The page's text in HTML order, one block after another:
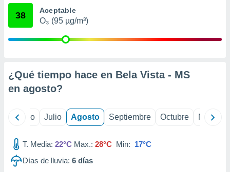
publicidad
1199
38 Aceptable
O₃ (95 µg/m³)
¿Qué tiempo hace en Bela Vista - MS
en agosto?
Junio Julio Agosto Septiembre Octubre
T. Media: 22°C Max.: 28°C Min: 17°C
Días de lluvia: 6 días